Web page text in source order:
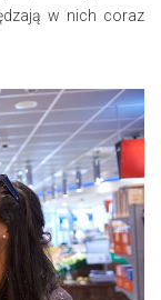
w nich coraz